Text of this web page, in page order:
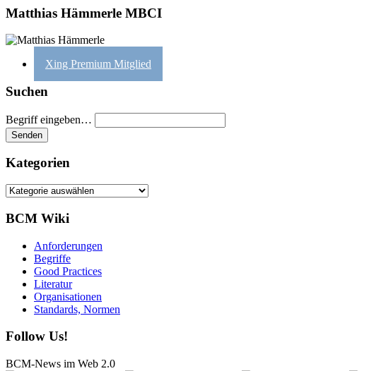
Matthias Hämmerle MBCI
Xing Premium Mitglied
Suchen
Begriff eingeben…
Kategorien
Kategorien
BCM Wiki
Anforderungen
Begriffe
Good Practices
Literatur
Organisationen
Standards, Normen
Follow Us!
BCM-News im Web 2.0